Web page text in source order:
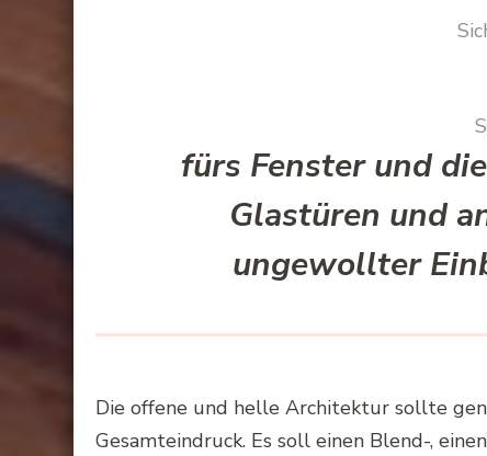
fürs Fenster und
Glastüren und
ungewollter
Die offene und helle Architektur sollte
Gesamteindruck. Es soll einen Blend-,